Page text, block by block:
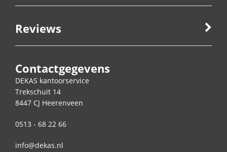
Reviews
Contactgegevens
DEKAS kantoorservice
Trekschuit 14
8447 CJ Heerenveen
0513 - 68 22 66
info@dekas.nl